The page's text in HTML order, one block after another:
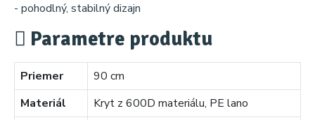
- pohodlný, stabilný dizajn
Parametre produktu
Priemer
90 cm
Materiál
Kryt z 600D materiálu, PE lano